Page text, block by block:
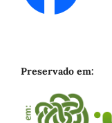
Preservado em: